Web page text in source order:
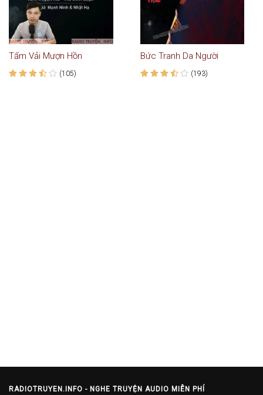
Tấm Vải Mượn Hồn
(105)
Bức Tranh Da Người
(193)
RADIOTRUYEN.INFO - NGHE TRUYỆN AUDIO MIỄN PHÍ